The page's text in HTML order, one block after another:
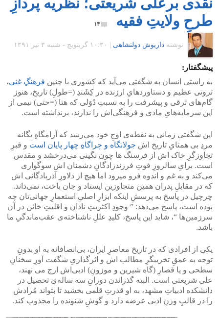
طرحِ ولایتِ فقیه
۱۴
نوشته داریوش دولتشاهی ۱۰:۳۰ گرينويچ - شنبه ۳ تیر ۱۳۹۱
پیشگفتار:
به راستی‌ انسان به شگفتی می‌‌آید که کشوری با چنین فرهنگِ غنی،
ثروتی عظیم و دستاوردهایِ ارزنده در کِشَندِ (=طولِ) تاریخ، هنوز
گام‌های ترقی‌ و پیشرفت را به نسبتِ دُوَلی که هتا (=حتی) نیمی از
این سرمایه‌هایِ مادی و فرهنگی‌‌اش را ندارند، برنداشته است.
این شگفتی زمانی‌ به نقطه‌ی اوجِ خود می‌رسد که آرامگاهِ یگانه
مردِ بی‌ همتایِ تاریخ‌ اش جولانگاه و چراگاهِ چهار پایان است و قبرِ
تجاوزگرِ خاک‌ اش از فرسنگ‌ ها چون نگینی می‌درخشد و مقدس
است. برایِ سالروزِ فوتِ فرزندزادگانِ دشمنان‌ اش سوگواری
می‌کند و به غم و اندوه فرو میرود اما هیچ از دلاورِ آذرپادگانی‌ اش
که در مقابلِ پدران همین متجاوزین ایستاد و جان باخت، نمی‌داند.
چرچیل در پاسخ به پرسشِ اینکه ابزارِ اصلیِ استعمارِ جهانی‌تان چه
بوده است، پاسخ می‌دهد: ” وجودِ اکثریتِ نادان و اقلیتِ خائن در آن
سرزمین‌ها “، شاید این پاسخ، کلیدِ عللِ ناشناخته‌ی عقب‌ماندگیِ ما
باشد.
یکی‌ از افرادی که در تاریخ معاصرِ ایران، بی‌انصافانه به او بدونِ
توجه به عمقِ تخریبگرِ مطالب‌ اش و اثر‌گذاریِ شگفت آورِ سخنانِ
سطحی و یا قصارِ (گاه شیرین و موزونِ) ادبی‌اش ارج می نهند،
علی‌ شریعتی است. البته گذراندن دورانِ سه‌ ساله‌ی تحصیل در
دانشکده ادبیاتِ مشهد، به او قدرتِ قلمی بخشید تا بتواند مُراد‌ش
را در قالبِ وزنِ ادبی‌ عرضه دارد و گوشِ شنونده را مجذوب کند.